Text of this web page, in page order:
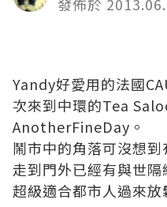
Yandy好愛用的法國
次來到中環的Tea
AnotherFineDay。
鬧市中的角落可沒想到
走到門外已經有與世
超級適合都市人過來放